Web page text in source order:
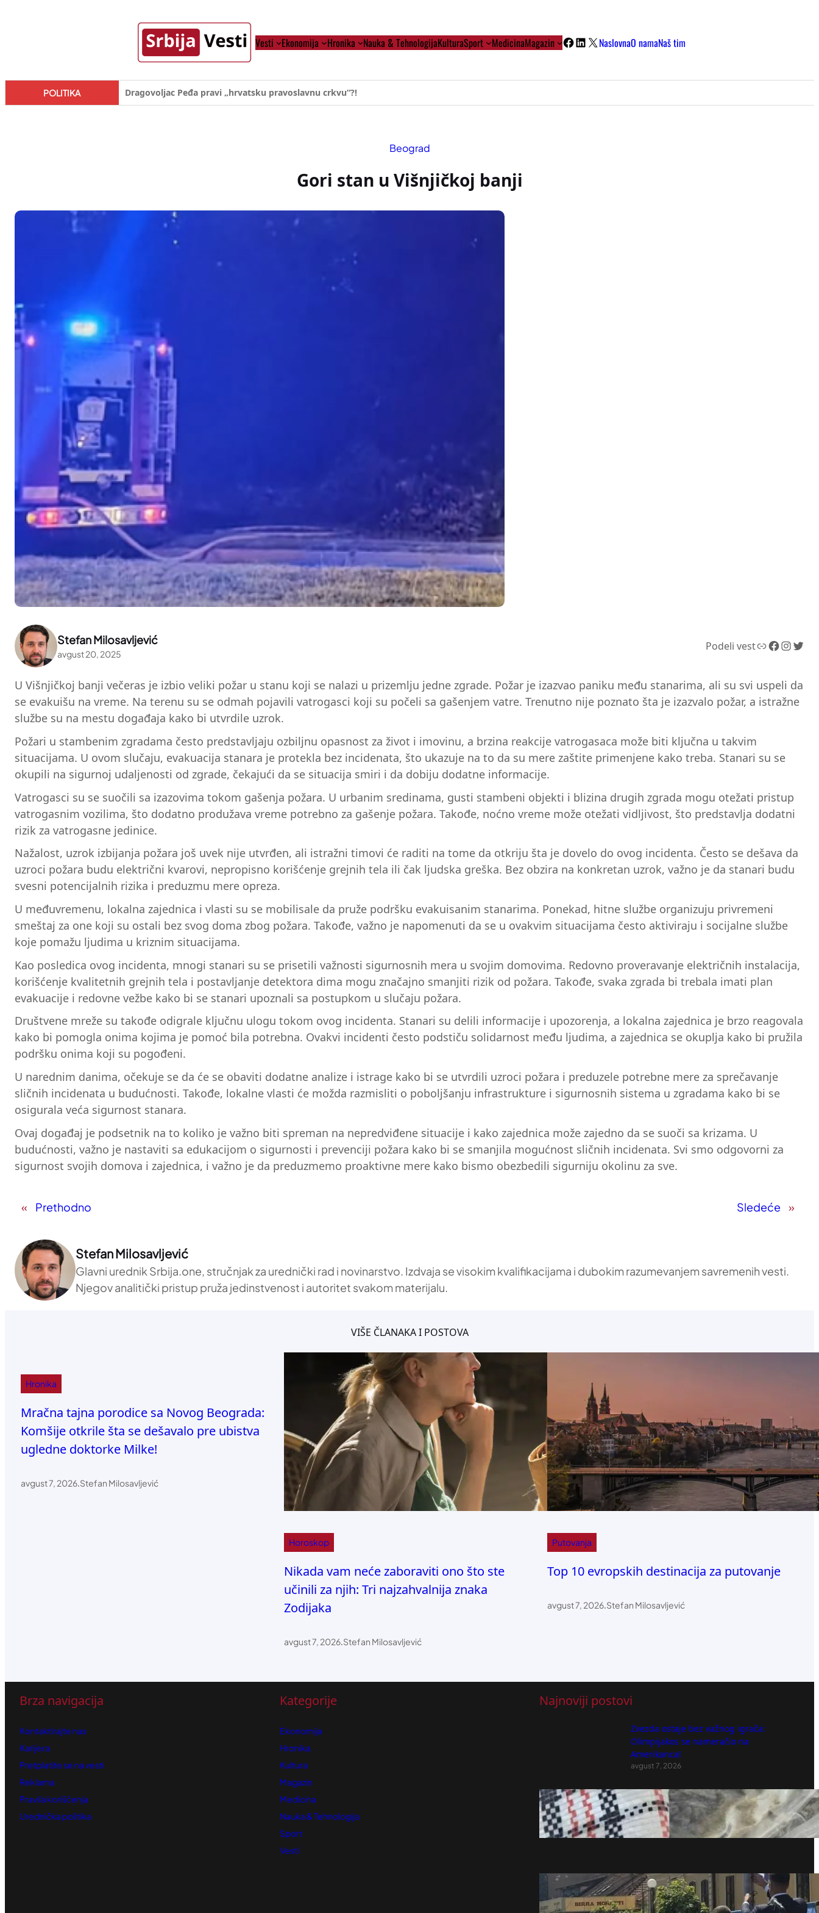
Vesti Ekonomija Hronika Nauka & TehnologijaKulturaSport MedicinaMagazin Facebook
LinkedIn
X NaslovnaO namaNaš tim
POLITIKA Đilas/Šolak propaganda uspela u dehumanizaciji Vučića
Beograd
Gori stan u Višnjičkoj banji
Stefan Milosavljević
avgust 20, 2025
Podeli vestLink Facebook InstagramTwitter
U Višnjičkoj banji večeras je izbio veliki požar u stanu koji se nalazi u prizemlju jedne zgrade. Požar je izazvao paniku među stanarima, ali su svi uspeli da
se evakuišu na vreme. Na terenu su se odmah pojavili vatrogasci koji su počeli sa gašenjem vatre. Trenutno nije poznato šta je izazvalo požar, a istražne
službe su na mestu događaja kako bi utvrdile uzrok.
Požari u stambenim zgradama često predstavljaju ozbiljnu opasnost za život i imovinu, a brzina reakcije vatrogasaca može biti ključna u takvim
situacijama. U ovom slučaju, evakuacija stanara je protekla bez incidenata, što ukazuje na to da su mere zaštite primenjene kako treba. Stanari su se
okupili na sigurnoj udaljenosti od zgrade, čekajući da se situacija smiri i da dobiju dodatne informacije.
Vatrogasci su se suočili sa izazovima tokom gašenja požara. U urbanim sredinama, gusti stambeni objekti i blizina drugih zgrada mogu otežati pristup
vatrogasnim vozilima, što dodatno produžava vreme potrebno za gašenje požara. Takođe, noćno vreme može otežati vidljivost, što predstavlja dodatni
rizik za vatrogasne jedinice.
Nažalost, uzrok izbijanja požara još uvek nije utvrđen, ali istražni timovi će raditi na tome da otkriju šta je dovelo do ovog incidenta. Često se dešava da
uzroci požara budu električni kvarovi, nepropisno korišćenje grejnih tela ili čak ljudska greška. Bez obzira na konkretan uzrok, važno je da stanari budu
svesni potencijalnih rizika i preduzmu mere opreza.
U međuvremenu, lokalna zajednica i vlasti su se mobilisale da pruže podršku evakuisanim stanarima. Ponekad, hitne službe organizuju privremeni
smeštaj za one koji su ostali bez svog doma zbog požara. Takođe, važno je napomenuti da se u ovakvim situacijama često aktiviraju i socijalne službe
koje pomažu ljudima u kriznim situacijama.
Kao posledica ovog incidenta, mnogi stanari su se prisetili važnosti sigurnosnih mera u svojim domovima. Redovno proveravanje električnih instalacija,
korišćenje kvalitetnih grejnih tela i postavljanje detektora dima mogu značajno smanjiti rizik od požara. Takođe, svaka zgrada bi trebala imati plan
evakuacije i redovne vežbe kako bi se stanari upoznali sa postupkom u slučaju požara.
Društvene mreže su takođe odigrale ključnu ulogu tokom ovog incidenta. Stanari su delili informacije i upozorenja, a lokalna zajednica je brzo reagovala
kako bi pomogla onima kojima je pomoć bila potrebna. Ovakvi incidenti često podstiču solidarnost među ljudima, a zajednica se okuplja kako bi pružila
podršku onima koji su pogođeni.
U narednim danima, očekuje se da će se obaviti dodatne analize i istrage kako bi se utvrdili uzroci požara i preduzele potrebne mere za sprečavanje
sličnih incidenata u budućnosti. Takođe, lokalne vlasti će možda razmisliti o poboljšanju infrastrukture i sigurnosnih sistema u zgradama kako bi se
osigurala veća sigurnost stanara.
Ovaj događaj je podsetnik na to koliko je važno biti spreman na nepredviđene situacije i kako zajednica može zajedno da se suoči sa krizama. U
budućnosti, važno je nastaviti sa edukacijom o sigurnosti i prevenciji požara kako bi se smanjila mogućnost sličnih incidenata. Svi smo odgovorni za
sigurnost svojih domova i zajednica, i važno je da preduzmemo proaktivne mere kako bismo obezbedili sigurniju okolinu za sve.
« Prethodno Sledeće »
Stefan Milosavljević
Glavni urednik Srbija.one, stručnjak za urednički rad i novinarstvo. Izdvaja se visokim kvalifikacijama i dubokim razumevanjem savremenih vesti.
Njegov analitički pristup pruža jedinstvenost i autoritet svakom materijalu.
VIŠE ČLANAKA I POSTOVA
Hronika
Mračna tajna porodice sa Novog Beograda:
Komšije otkrile šta se dešavalo pre ubistva
ugledne doktorke Milke!
avgust 7, 2026.Stefan Milosavljević
Horoskop
Nikada vam neće zaboraviti ono što ste
učinili za njih: Tri najzahvalnija znaka
Zodijaka
avgust 7, 2026.Stefan Milosavljević
Putovanja
Top 10 evropskih destinacija za putovanje
avgust 7, 2026.Stefan Milosavljević
Brza navigacija
Kontaktirajte nas
Karijera
Pretplatite se na vesti
Reklama
Pravila korišćenja
Urednička politika
Kategorije
Ekonomija
Hronika
Kultura
Magazin
Medicina
Nauka & Tehnologija
Sport
Vesti
Najnoviji postovi
Zvezda ostaje bez važnog igrača:
Olimpijakos se nameračio na
Amerikanca!
avgust 7, 2026
UHAPŠEN DILER U PANČEVU: Krio
marihuanu u kući
avgust 7, 2026
ODJEKNULE PRANGIJE, GUČA JE NA
NOGAMA: Otvoren 65. Sabor trubača
avgust 7, 2026